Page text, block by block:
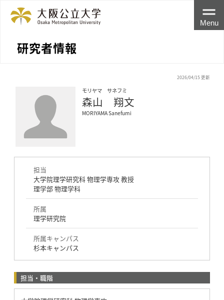
研究者情報
Menu
2026/04/15 更新
モリヤマ サネフミ
森山 翔文
MORIYAMA Sanefumi
担当
大学院理学研究科 物理学専攻 教授
理学部 物理学科
所属
理学研究院
所属キャンパス
杉本キャンパス
担当・職階